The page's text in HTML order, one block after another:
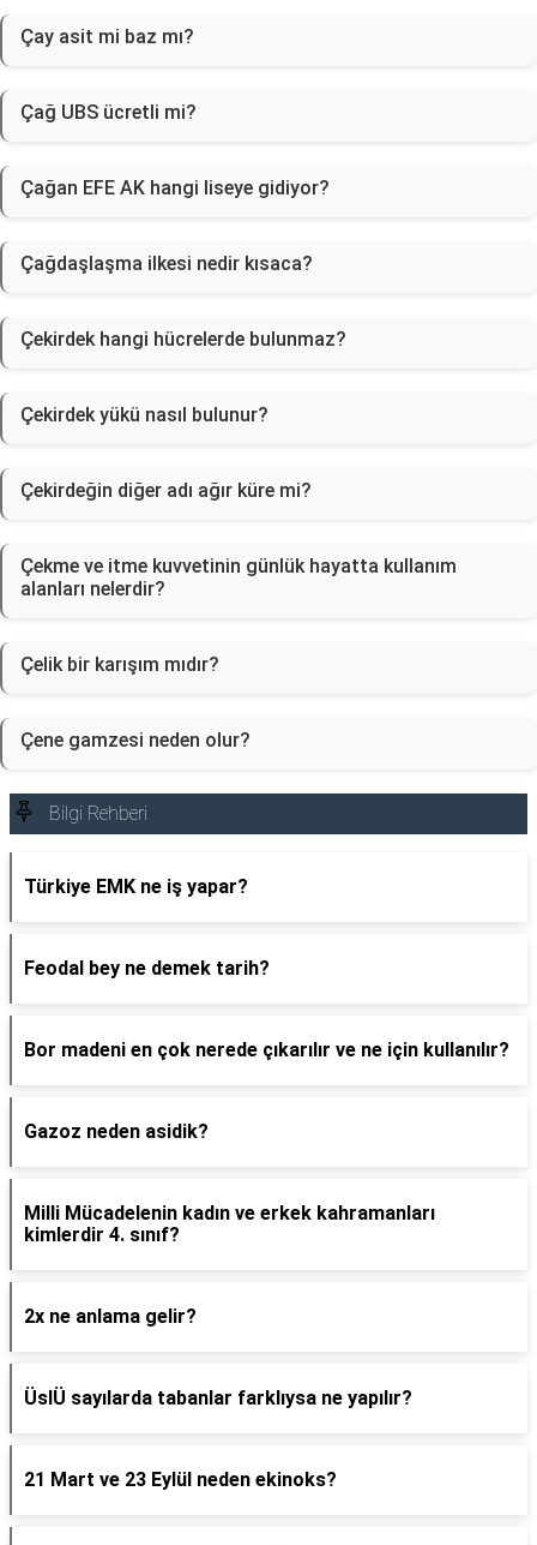
Çay asit mi baz mı?
Çağ UBS ücretli mi?
Çağan EFE AK hangi liseye gidiyor?
Çağdaşlaşma ilkesi nedir kısaca?
Çekirdek hangi hücrelerde bulunmaz?
Çekirdek yükü nasıl bulunur?
Çekirdeğin diğer adı ağır küre mi?
Çekme ve itme kuvvetinin günlük hayatta kullanım
alanları nelerdir?
Çelik bir karışım mıdır?
Çene gamzesi neden olur?
Bilgi Rehberi
Türkiye EMK ne iş yapar?
Feodal bey ne demek tarih?
Bor madeni en çok nerede çıkarılır ve ne için kullanılır?
Gazoz neden asidik?
Milli Mücadelenin kadın ve erkek kahramanları
kimlerdir 4. sınıf?
2x ne anlama gelir?
ÜslÜ sayılarda tabanlar farklıysa ne yapılır?
21 Mart ve 23 Eylül neden ekinoks?